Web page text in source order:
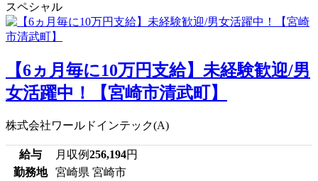
スペシャル
【6ヵ月毎に10万円支給】未経験歓迎/男
女活躍中！【宮崎市清武町】
株式会社ワールドインテック(A)
給与 月収例256,194円
勤務地
宮崎県 宮崎市